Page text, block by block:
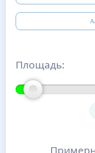
Площадь: